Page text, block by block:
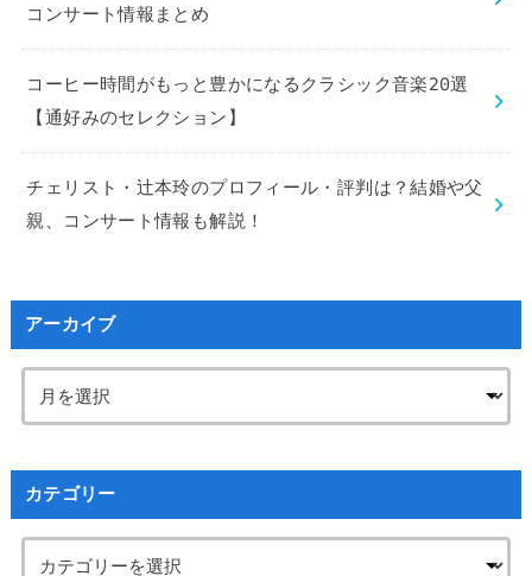
コンサート情報まとめ
コーヒー時間がもっと豊かになるクラシック音楽20選
【通好みのセレクション】
チェリスト・辻本玲のプロフィール・評判は？結婚や父
親、コンサート情報も解説！
アーカイブ
カテゴリー